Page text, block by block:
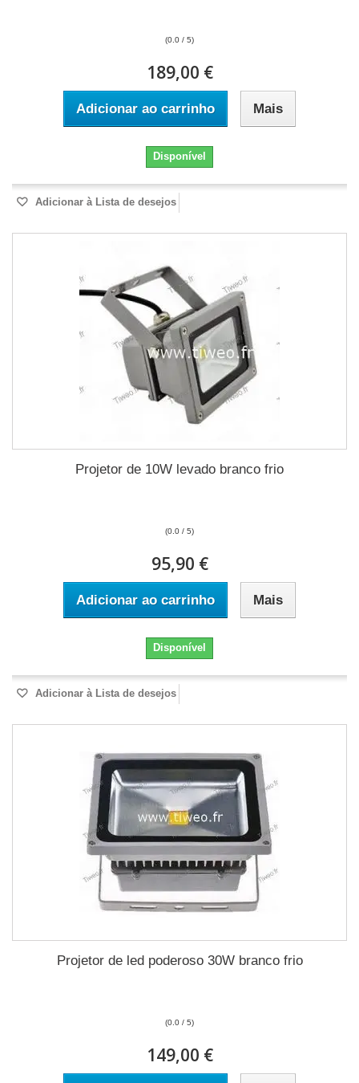
(0.0 / 5)
189,00 €
Adicionar ao carrinho Mais
Disponível
Adicionar à Lista de desejos
Projetor de 10W levado branco frio
(0.0 / 5)
95,90 €
Adicionar ao carrinho Mais
Disponível
Adicionar à Lista de desejos
Projetor de led poderoso 30W branco frio
(0.0 / 5)
149,00 €